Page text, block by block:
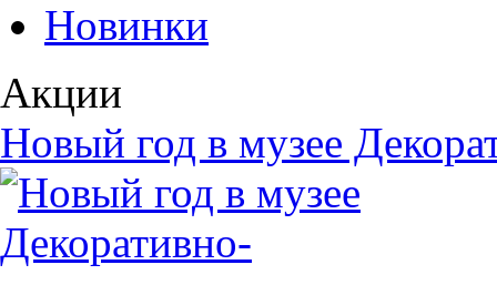
Новинки
Акции
Новый год в музее